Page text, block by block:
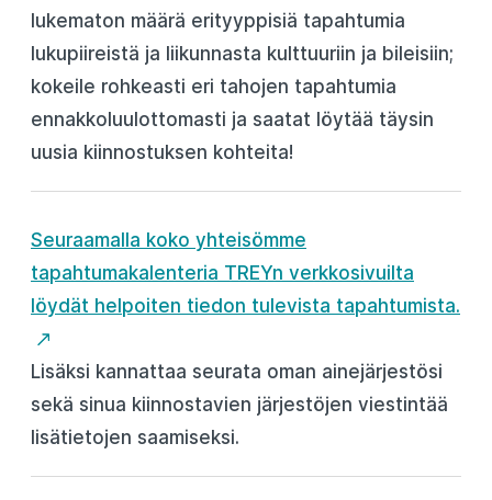
lukematon määrä erityyppisiä tapahtumia
lukupiireistä ja liikunnasta kulttuuriin ja bileisiin;
kokeile rohkeasti eri tahojen tapahtumia
ennakkoluulottomasti ja saatat löytää täysin
uusia kiinnostuksen kohteita!
Seuraamalla koko yhteisömme
tapahtumakalenteria TREYn verkkosivuilta
löydät helpoiten tiedon tulevista tapahtumista.
Lisäksi kannattaa seurata oman ainejärjestösi
sekä sinua kiinnostavien järjestöjen viestintää
lisätietojen saamiseksi.